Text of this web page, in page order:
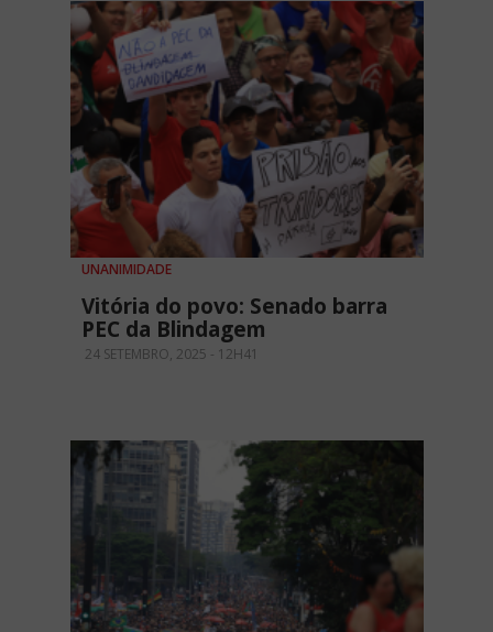
UNANIMIDADE
Vitória do povo: Senado barra
PEC da Blindagem
24 SETEMBRO, 2025 - 12H41